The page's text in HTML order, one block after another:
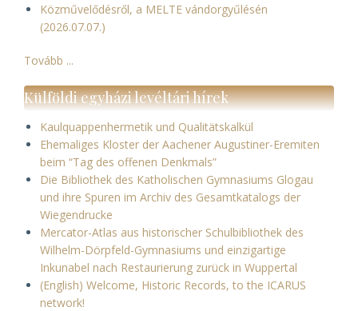
Közművelődésről, a MELTE vándorgyűlésén
(2026.07.07.)
Tovább ...
Külföldi egyházi levéltári hírek
Kaulquappenhermetik und Qualitätskalkül
Ehemaliges Kloster der Aachener Augustiner-Eremiten
beim “Tag des offenen Denkmals”
Die Bibliothek des Katholischen Gymnasiums Glogau
und ihre Spuren im Archiv des Gesamtkatalogs der
Wiegendrucke
Mercator-Atlas aus historischer Schulbibliothek des
Wilhelm-Dörpfeld-Gymnasiums und einzigartige
Inkunabel nach Restaurierung zurück in Wuppertal
(English) Welcome, Historic Records, to the ICARUS
network!